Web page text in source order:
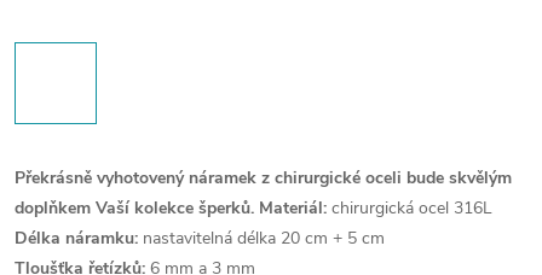
Překrásně vyhotovený náramek z chirurgické oceli bude skvělým
doplňkem Vaší kolekce šperků. Materiál: chirurgická ocel 316L
Délka náramku: nastavitelná délka 20 cm + 5 cm
Tloušťka řetízků: 6 mm a 3 mm